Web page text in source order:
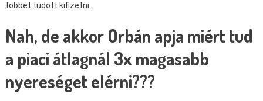
többet tudott kifizetni.
Nah, de akkor Orbán apja miért tud
a piaci átlagnál 3x magasabb
nyereséget elérni???